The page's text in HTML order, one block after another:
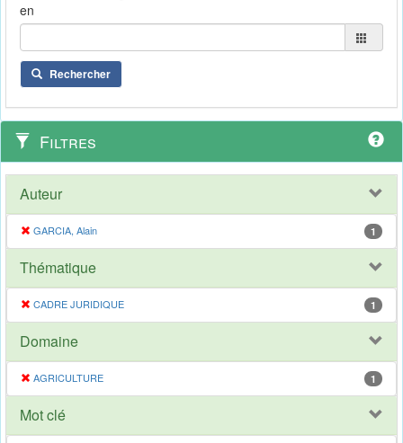
en
Rechercher
Filtres
Auteur
GARCIA, Alain 1
Thématique
CADRE JURIDIQUE 1
Domaine
AGRICULTURE 1
Mot clé